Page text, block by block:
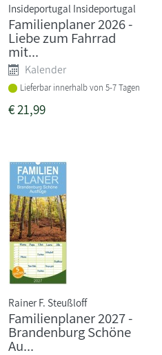
Insideportugal Insideportugal
Familienplaner 2026 -
Liebe zum Fahrrad
mit...
Kalender
Lieferbar innerhalb von 5-7 Tagen
€21,99
Rainer F. Steußloff
Familienplaner 2027 -
Brandenburg Schöne
Au...